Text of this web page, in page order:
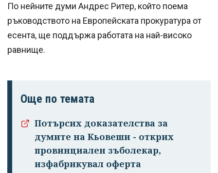
По нейните думи Андрес Ритер, който поема
ръководството на Европейската прокуратура от
есента, ще поддържа работата на най-високо
равнище.
Още по темата
Потърсих доказателства за
думите на Кьовеши - открих
провинциален зъболекар,
изфабрикувал оферта